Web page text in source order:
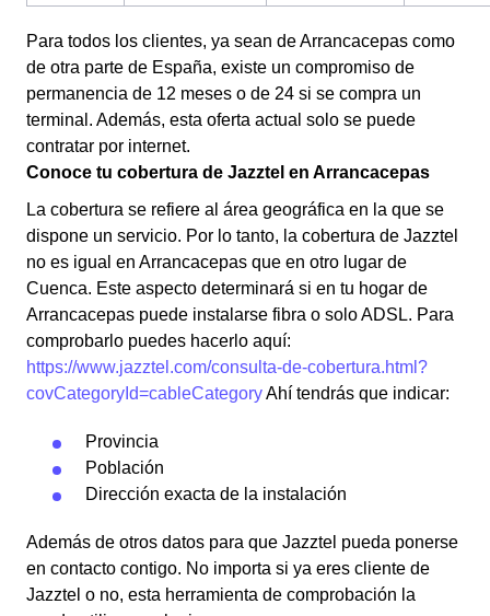
Para todos los clientes, ya sean de Arrancacepas como
de otra parte de España, existe un compromiso de
permanencia de 12 meses o de 24 si se compra un
terminal. Además, esta oferta actual solo se puede
contratar por internet.
Conoce tu cobertura de Jazztel en Arrancacepas
La cobertura se refiere al área geográfica en la que se
dispone un servicio. Por lo tanto, la cobertura de Jazztel
no es igual en Arrancacepas que en otro lugar de
Cuenca. Este aspecto determinará si en tu hogar de
Arrancacepas puede instalarse fibra o solo ADSL. Para
comprobarlo puedes hacerlo aquí:
https://www.jazztel.com/consulta-de-cobertura.html?
covCategoryId=cableCategoryAhí tendrás que indicar:
Provincia
Población
Dirección exacta de la instalación
Además de otros datos para que Jazztel pueda ponerse
en contacto contigo. No importa si ya eres cliente de
Jazztel o no, esta herramienta de comprobación la